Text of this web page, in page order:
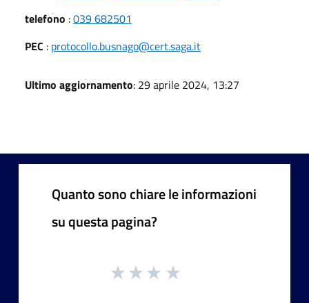
telefono :039 682501
PEC : protocollo.busnago@cert.saga.it
Ultimo aggiornamento: 29 aprile 2024, 13:27
Quanto sono chiare le informazioni
su questa pagina?